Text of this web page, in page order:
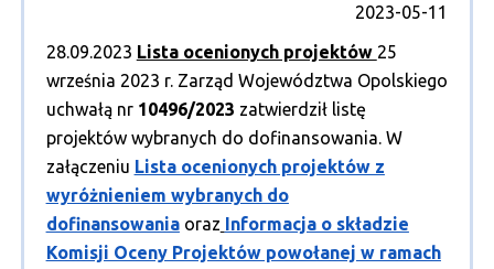
2023-05-11
28.09.2023 Lista ocenionych projektów 25
września 2023 r. Zarząd Województwa Opolskiego
uchwałą nr 10496/2023 zatwierdził listę
projektów wybranych do dofinansowania. W
załączeniu Lista ocenionych projektów z
wyróżnieniem wybranych do
dofinansowaniaoraz Informacja o składzie
Komisji Oceny Projektów powołanej w ramach